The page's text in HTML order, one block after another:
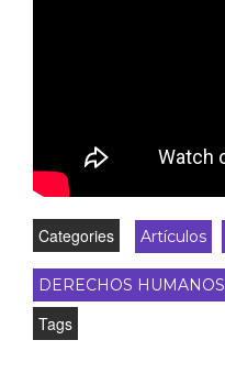
Categories Artículos
DERECHOS HUMANOS
Tags